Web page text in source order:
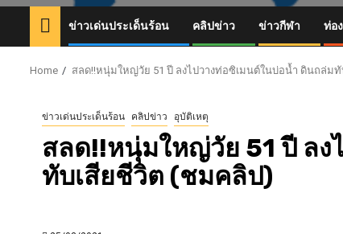
ข่าวเด่นประเด็นร้อน คลิปข่าว ข่าวกีฬา ท่อ
Home สลด!!หนุ่มใหญ่วัย 51 ปี ลงไปวางท่อซิเมนต์ในบ่อน้ำ ดินถล่ม
ข่าวเด่นประเด็นร้อน คลิปข่าว อุบัติเหตุ
สลด!!หนุ่มใหญ่วัย 51 ปี ลง
ทับเสียชีวิต (ชมคลิป)